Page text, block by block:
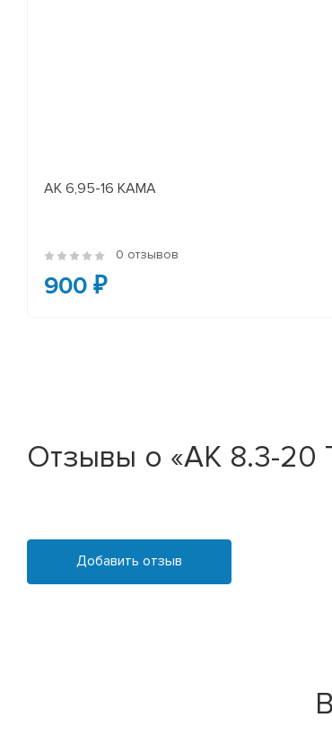
АК 6,95-16 КАМА
0 отзывов
900 ₽
Отзывы о «АК 8.3-
Добавить отзыв